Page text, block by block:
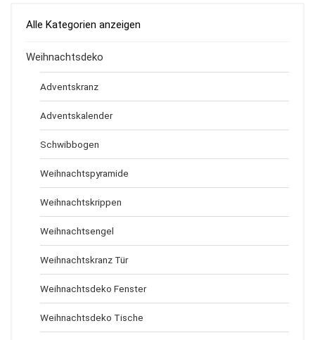
Alle Kategorien anzeigen
Weihnachtsdeko
Adventskranz
Adventskalender
Schwibbogen
Weihnachtspyramide
Weihnachtskrippen
Weihnachtsengel
Weihnachtskranz Tür
Weihnachtsdeko Fenster
Weihnachtsdeko Tische